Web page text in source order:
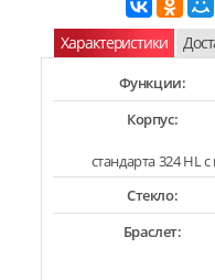
Характеристики
Функции:
Корпус:
стандарта 324 HL
Стекло:
Браслет: